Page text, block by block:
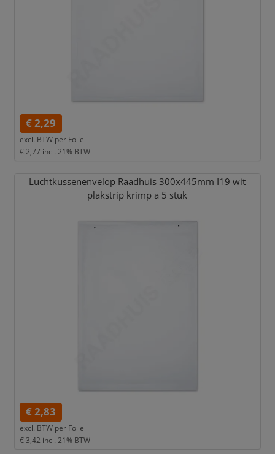
€ 2,29
excl. BTW per Folie
€ 2,77 incl. 21% BTW
Luchtkussenenvelop Raadhuis 300x445mm I19 wit
plakstrip krimp a 5 stuk
€ 2,83
excl. BTW per Folie
€ 3,42 incl. 21% BTW